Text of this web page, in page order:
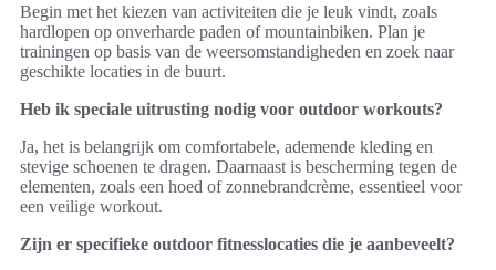
Begin met het kiezen van activiteiten die je leuk vindt, zoals
hardlopen op onverharde paden of mountainbiken. Plan je
trainingen op basis van de weersomstandigheden en zoek naar
geschikte locaties in de buurt.
Heb ik speciale uitrusting nodig voor outdoor workouts?
Ja, het is belangrijk om comfortabele, ademende kleding en
stevige schoenen te dragen. Daarnaast is bescherming tegen de
elementen, zoals een hoed of zonnebrandcrème, essentieel voor
een veilige workout.
Zijn er specifieke outdoor fitnesslocaties die je aanbeveelt?